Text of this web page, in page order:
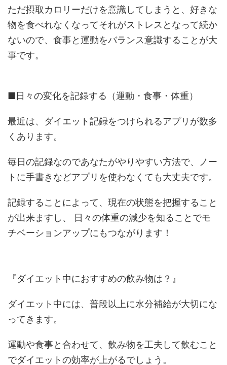
ただ摂取カロリーだけを意識してしまうと、好きな
物を食べれなくなってそれがストレスとなって続か
ないので、食事と運動をバランス意識することが大
事です。
■日々の変化を記録する（運動・食事・体重）
最近は、ダイエット記録をつけられるアプリが数多
くあります。
毎日の記録なのであなたがやりやすい方法で、ノー
トに手書きなどアプリを使わなくても大丈夫です。
記録することによって、現在の状態を把握すること
が出来ますし、 日々の体重の減少を知ることでモ
チベーションアップにもつながります！
『ダイエット中におすすめの飲み物は？』
ダイエット中には、普段以上に水分補給が大切にな
ってきます。
運動や食事と合わせて、飲み物を工夫して飲むこと
でダイエットの効率が上がるでしょう。